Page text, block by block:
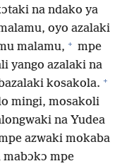
na ndako ya
oyo azalaki
malamu, + mpe
yango azalaki na
kosakola. +
mingi, mosakoli
na Yudea
azwaki mokaba
mpe